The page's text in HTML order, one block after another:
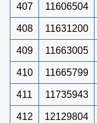
407 11606504
408 11631200
409 11663005
410 11665799
411 11735943
412 12129804